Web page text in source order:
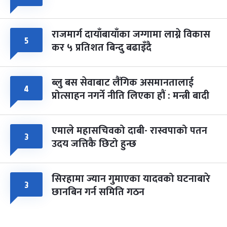
५ राजमार्ग दायाँबायाँका जग्गामा लाग्ने विकास
कर ५ प्रतिशत बिन्दु बढाइँदै
४ ब्लु बस सेवाबाट लैंगिक असमानतालाई
प्रोत्साहन नगर्ने नीति लिएका हौं : मन्त्री बादी
३ एमाले महासचिवको दाबी- रास्वपाको पतन
उदय जत्तिकै छिटो हुन्छ
३ सिरहामा ज्यान गुमाएका यादवको घटनाबारे
छानबिन गर्न समिति गठन